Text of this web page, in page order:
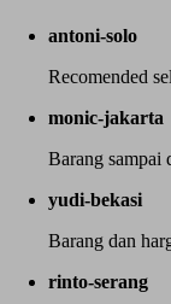
antoni-solo
Recomended
monic-jakarta
Barang sampai
yudi-bekasi
Barang dan
rinto-serang